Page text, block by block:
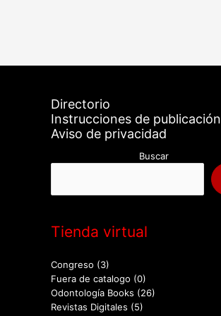
Directorio
Instrucciones de publicación
Aviso de privacidad
Buscar
Tienda virtual
Congreso (3)
Fuera de catalogo (0)
Odontología Books (26)
Revistas Digitales (5)